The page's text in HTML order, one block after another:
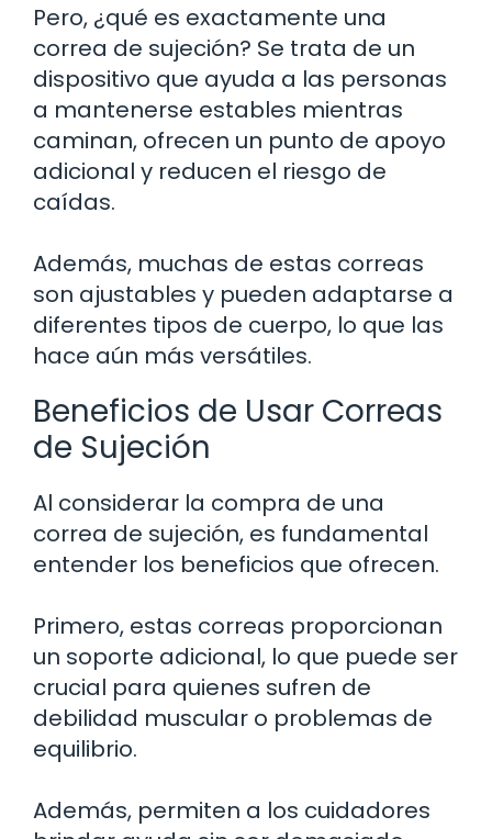
Pero, ¿qué es exactamente una
correa de sujeción? Se trata de un
dispositivo que ayuda a las personas
a mantenerse estables mientras
caminan, ofrecen un punto de apoyo
adicional y reducen el riesgo de
caídas.
Además, muchas de estas correas
son ajustables y pueden adaptarse a
diferentes tipos de cuerpo, lo que las
hace aún más versátiles.
Beneficios de Usar Correas
de Sujeción
Al considerar la compra de una
correa de sujeción, es fundamental
entender los beneficios que ofrecen.
Primero, estas correas proporcionan
un soporte adicional, lo que puede ser
crucial para quienes sufren de
debilidad muscular o problemas de
equilibrio.
Además, permiten a los cuidadores